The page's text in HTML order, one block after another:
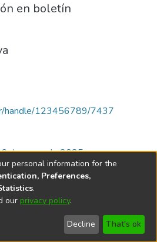
en boletín
handle/123456789/7437
de mayo de 2025
de Córdoba
personal information for the
Preferences,
.
our privacy policy.
Decline That's ok